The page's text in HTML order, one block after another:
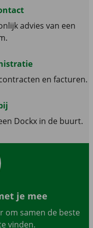
advies van een
en facturen.
Dockx in de buurt.
je mee
om samen de beste
vinden.